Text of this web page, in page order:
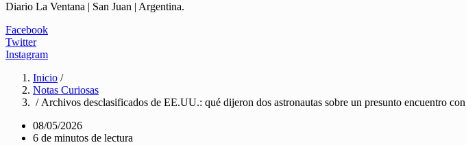
Diario La Ventana | San Juan | Argentina.
Facebook
Twitter
Instagram
Inicio /
Notas Curiosas
/ Archivos desclasificados de EE.UU.: qué dijeron dos astronautas sobre un presunto encuentro
08/05/2026
6 de minutos de lectura